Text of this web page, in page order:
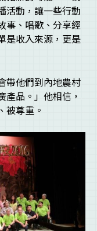
活動，讓一些行動
事、唱歌、分享經
是收入來源，更是
帶他們到內地農村
品。」他相信，
被尊重。